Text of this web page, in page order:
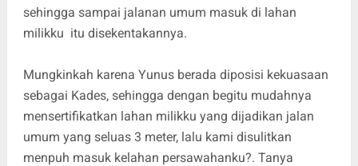
sehingga sampai jalanan umum masuk di lahan
milikku itu disekentakannya.
Mungkinkah karena Yunus berada diposisi kekuasaan
sebagai Kades, sehingga dengan begitu mudahnya
mensertifikatkan lahan milikku yang dijadikan jalan
umum yang seluas 3 meter, lalu kami disulitkan
menpuh masuk kelahan persawahanku?. Tanya